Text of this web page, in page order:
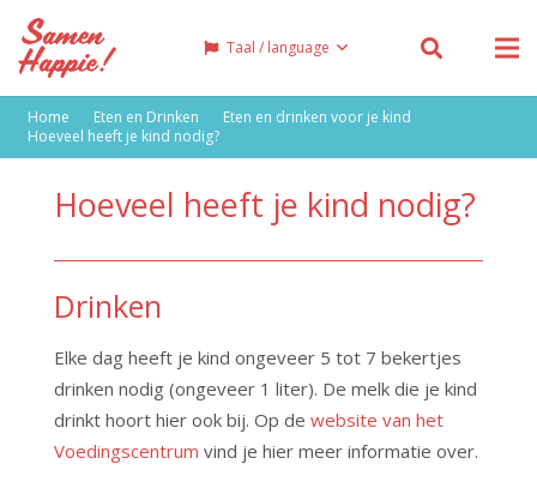
Taal / language
Home Eten en Drinken
Eten en drinken voor je kind
Hoeveel heeft je kind nodig?
Hoeveel heeft je kind nodig?
Drinken
Elke dag heeft je kind ongeveer 5 tot 7 bekertjes
drinken nodig (ongeveer 1 liter). De melk die je kind
drinkt hoort hier ook bij. Op de website van het
Voedingscentrum vind je hier meer informatie over.